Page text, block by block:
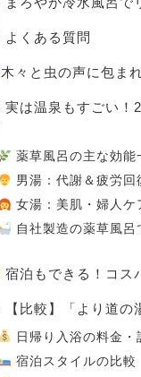
よくある質問
木々と虫の声に包ま
実は温泉もすごい！
薬草風呂の主な効能
男湯：代謝＆疲労回
女湯：美肌・婦人ケ
自社製造の薬草風呂
宿泊もできる！コス
【比較】「より道の
日帰り入浴の料金・
宿泊スタイルの比較